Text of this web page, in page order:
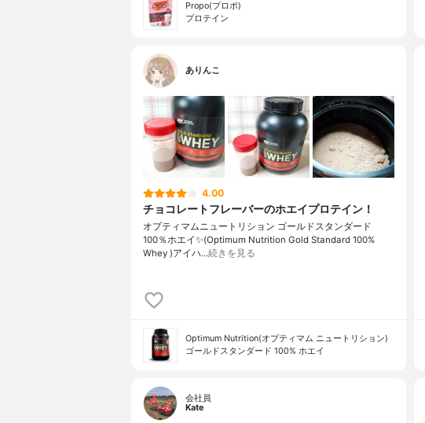
Propo(プロポ)
プロテイン
ありんこ
4.00
チョコレートフレーバーのホエイプロテイン！
オプティマムニュートリション ゴールドスタンダード
100％ホエイ✨(Optimum Nutrition Gold Standard 100%
Whey )アイハ…続きを見る
Optimum Nutrition(オプティマム ニュートリション)
ゴールドスタンダード 100% ホエイ
会社員
Kate